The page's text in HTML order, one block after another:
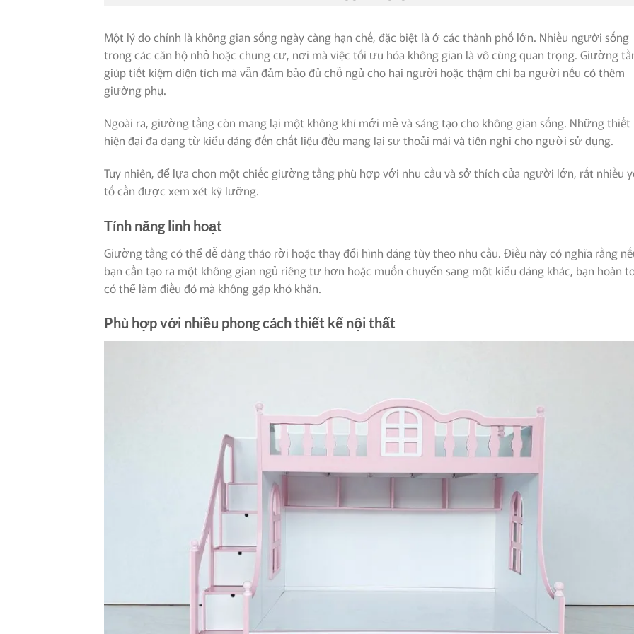
Một lý do chính là không gian sống ngày càng hạn chế, đặc biệt là ở các thành phố lớn. Nhiều người sống
trong các căn hộ nhỏ hoặc chung cư, nơi mà việc tối ưu hóa không gian là vô cùng quan trọng. Giường
giúp tiết kiệm diện tích mà vẫn đảm bảo đủ chỗ ngủ cho hai người hoặc thậm chí ba người nếu có thêm
giường phụ.
Ngoài ra, giường tầng còn mang lại một không khí mới mẻ và sáng tạo cho không gian sống. Những thiết
hiện đại đa dạng từ kiểu dáng đến chất liệu đều mang lại sự thoải mái và tiện nghi cho người sử dụng.
Tuy nhiên, để lựa chọn một chiếc giường tầng phù hợp với nhu cầu và sở thích của người lớn, rất nhiều
tố cần được xem xét kỹ lưỡng.
Tính năng linh hoạt
Giường tầng có thể dễ dàng tháo rời hoặc thay đổi hình dáng tùy theo nhu cầu. Điều này có nghĩa rằng
bạn cần tạo ra một không gian ngủ riêng tư hơn hoặc muốn chuyển sang một kiểu dáng khác, bạn hoàn
có thể làm điều đó mà không gặp khó khăn.
Phù hợp với nhiều phong cách thiết kế nội thất